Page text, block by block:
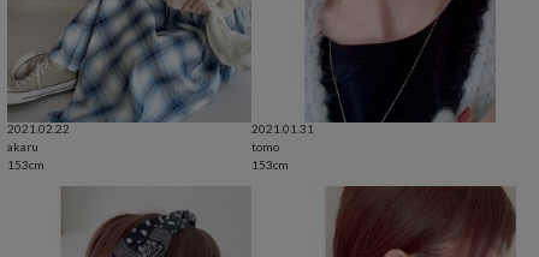
2021.02.22
akaru
153cm
2021.01.31
tomo
153cm